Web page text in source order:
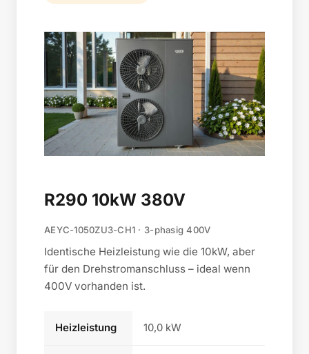
R290 10kW 380V
AEYC-1050ZU3-CH1 · 3-phasig 400V
Identische Heizleistung wie die 10kW, aber
für den Drehstromanschluss – ideal wenn
400V vorhanden ist.
Heizleistung 10,0 kW